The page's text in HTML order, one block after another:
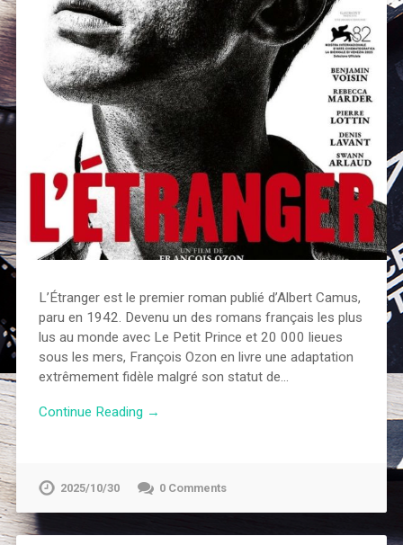
L’Étranger est le premier roman publié d’Albert Camus,
paru en 1942. Devenu un des romans français les plus
lus au monde avec Le Petit Prince et 20 000 lieues
sous les mers, François Ozon en livre une adaptation
extrêmement fidèle malgré son statut de…
Continue Reading →
2025/10/30 0 Comments